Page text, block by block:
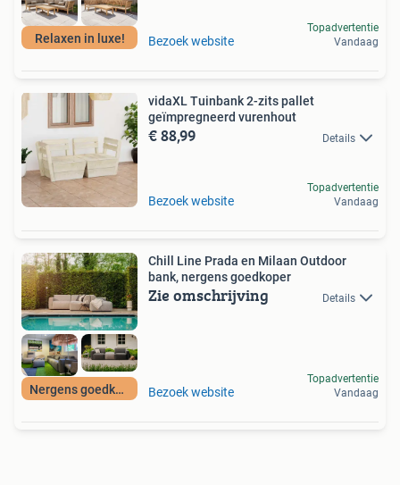
Relaxen in luxe! Bezoek website
Topadvertentie
Vandaag
vidaXL Tuinbank 2-zits pallet
geïmpregneerd vurenhout
€ 88,99 Details
Bezoek website
Topadvertentie
Vandaag
Nergens goedkoper
Chill Line Prada en Milaan Outdoor
bank, nergens goedkoper
Zie omschrijving Details
Bezoek website
Topadvertentie
Vandaag